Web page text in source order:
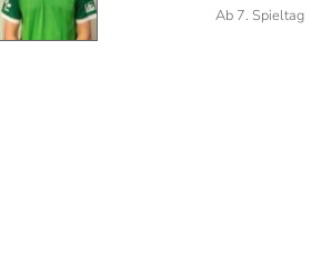
Ab 7. Spieltag